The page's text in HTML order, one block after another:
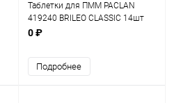
Таблетки для ПММ PACLAN
419240 BRILEO CLASSIC 14шт
0 ₽
Подробнее